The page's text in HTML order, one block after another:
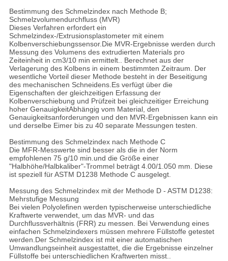
Bestimmung des Schmelzindex nach Methode B;
Schmelzvolumendurchfluss (MVR)
Dieses Verfahren erfordert ein
Schmelzindex-/Extrusionsplastometer mit einem
Kolbenverschiebungssensor.Die MVR-Ergebnisse werden durch
Messung des Volumens des extrudierten Materials pro
Zeiteinheit in cm3/10 min ermittelt.. Berechnet aus der
Verlagerung des Kolbens in einem bestimmten Zeitraum. Der
wesentliche Vorteil dieser Methode besteht in der Beseitigung
des mechanischen Schneidens.Es verfügt über die
Eigenschaften der gleichzeitigen Erfassung der
Kolbenverschiebung und Prüfzeit bei gleichzeitiger Erreichung
hoher GenauigkeitAbhängig vom Material, den
Genauigkeitsanforderungen und den MVR-Ergebnissen kann ein
und derselbe Eimer bis zu 40 separate Messungen testen.
Bestimmung des Schmelzindex nach Methode C
Die MFR-Messwerte sind besser als die in der Norm
empfohlenen 75 g/10 min.und die Größe einer
"Halbhöhe/Halbkaliber"-Trommel beträgt 4.00/1.050 mm. Diese
ist speziell für ASTM D1238 Methode C ausgelegt.
Messung des Schmelzindex mit der Methode D - ASTM D1238:
Mehrstufige Messung
Bei vielen Polyolefinen werden typischerweise unterschiedliche
Kraftwerte verwendet, um das MVR- und das
Durchflussverhältnis (FRR) zu messen. Bei Verwendung eines
einfachen Schmelzindexers müssen mehrere Füllstoffe getestet
werden.Der Schmelzindex ist mit einer automatischen
Umwandlungseinheit ausgestattet, die die Ergebnisse einzelner
Füllstoffe bei unterschiedlichen Kraftwerten misst..